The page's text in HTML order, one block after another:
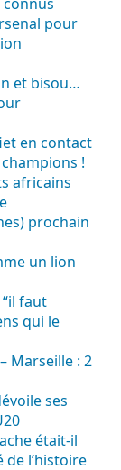
pour
et bisou…
en contact
!
africains
prochain
un lion
faut
qui le
Marseille : 2
ses
était-il
l’histoire